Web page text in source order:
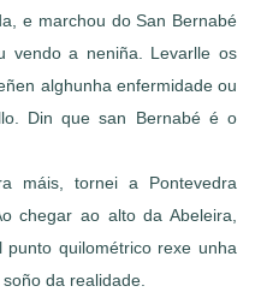
e marchou do San Bernabé
vendo a neniña. Levarlle os
alghunha enfermidade ou
Din que san Bernabé é o
máis, tornei a Pontevedra
chegar ao alto da Abeleira,
quilométrico rexe unha
da realidade.